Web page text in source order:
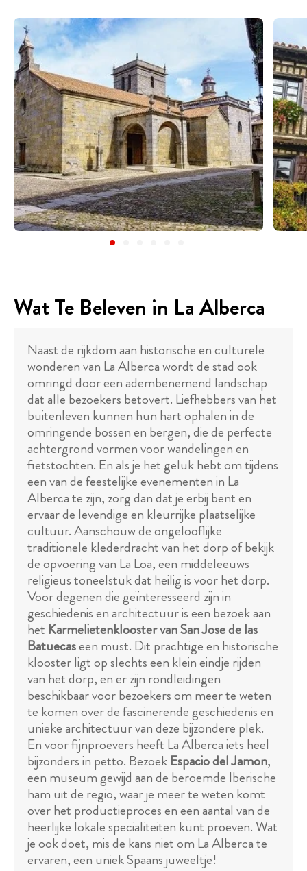
Wat Te Beleven in La Alberca
Naast de rijkdom aan historische en culturele
wonderen van La Alberca wordt de stad ook
omringd door een adembenemend landschap
dat alle bezoekers betovert. Liefhebbers van het
buitenleven kunnen hun hart ophalen in de
omringende bossen en bergen, die de perfecte
achtergrond vormen voor wandelingen en
fietstochten. En als je het geluk hebt om tijdens
een van de feestelijke evenementen in La
Alberca te zijn, zorg dan dat je erbij bent en
ervaar de levendige en kleurrijke plaatselijke
cultuur. Aanschouw de ongelooflijke
traditionele klederdracht van het dorp of bekijk
de opvoering van La Loa, een middeleeuws
religieus toneelstuk dat heilig is voor het dorp.
Voor degenen die geïnteresseerd zijn in
geschiedenis en architectuur is een bezoek aan
het Karmelietenklooster van San Jose de las
Batuecaseen must. Dit prachtige en historische
klooster ligt op slechts een klein eindje rijden
van het dorp, en er zijn rondleidingen
beschikbaar voor bezoekers om meer te weten
te komen over de fascinerende geschiedenis en
unieke architectuur van deze bijzondere plek.
En voor fijnproevers heeft La Alberca iets heel
bijzonders in petto. BezoekEspacio del Jamon,
een museum gewijd aan de beroemde Iberische
ham uit de regio, waar je meer te weten komt
over het productieproces en een aantal van de
heerlijke lokale specialiteiten kunt proeven. Wat
je ook doet, mis de kans niet om La Alberca te
ervaren, een uniek Spaans juweeltje!